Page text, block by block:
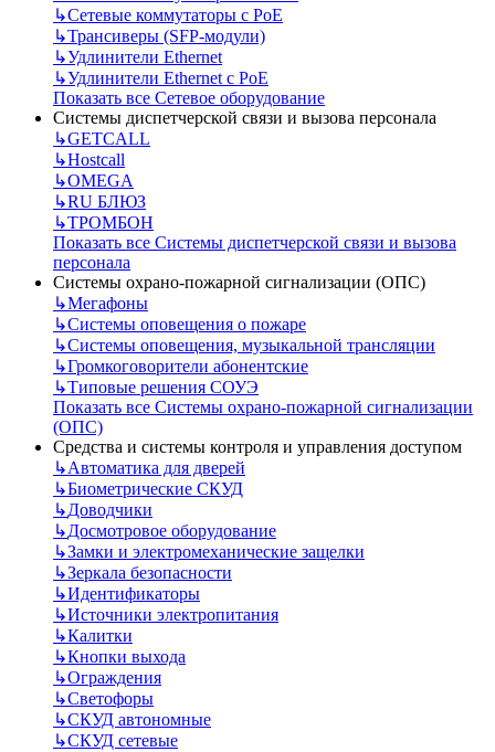
↳Сетевые коммутаторы с РоЕ
↳Трансиверы (SFP-модули)
↳Удлинители Ethernet
↳Удлинители Ethernet с PoE
Показать все Сетевое оборудование
Системы диспетчерской связи и вызова персонала
↳GETCALL
↳Hostcall
↳OMEGA
↳RU БЛЮЗ
↳ТРОМБОН
Показать все Системы диспетчерской связи и вызова
персонала
Системы охрано-пожарной сигнализации (ОПС)
↳Мегафоны
↳Системы оповещения о пожаре
↳Системы оповещения, музыкальной трансляции
↳Громкоговорители абонентские
↳Типовые решения СОУЭ
Показать все Системы охрано-пожарной сигнализации
(ОПС)
Средства и системы контроля и управления доступом
↳Автоматика для дверей
↳Биометрические СКУД
↳Доводчики
↳Досмотровое оборудование
↳Замки и электромеханические защелки
↳Зеркала безопасности
↳Идентификаторы
↳Источники электропитания
↳Калитки
↳Кнопки выхода
↳Ограждения
↳Светофоры
↳СКУД автономные
↳СКУД сетевые